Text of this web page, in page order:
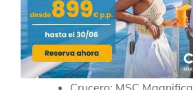
Crucero: MSC Magnifica